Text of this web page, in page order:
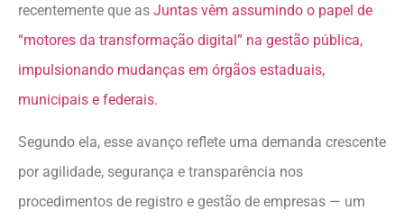
recentemente que as Juntas vêm assumindo o papel de
“motores da transformação digital” na gestão pública,
impulsionando mudanças em órgãos estaduais,
municipais e federais.
Segundo ela, esse avanço reflete uma demanda crescente
por agilidade, segurança e transparência nos
procedimentos de registro e gestão de empresas — um